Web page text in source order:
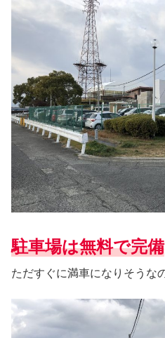
駐車場は無料で完備
ただすぐに満車になりそうな